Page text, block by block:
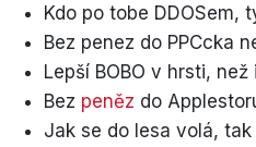
Kdo po tobe DDOSem,
Bez penez do PPCcka
Lepší BOBO v hrsti, než
Bez peněz do
Jak se do lesa volá,